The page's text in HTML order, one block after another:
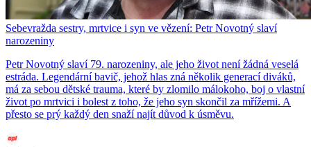
Sebevražda sestry, mrtvice i syn ve vězení: Petr Novotný slaví
narozeniny
Petr Novotný slaví 79. narozeniny, ale jeho život není žádná veselá
estráda. Legendární bavič, jehož hlas zná několik generací diváků,
má za sebou dětské trauma, které by zlomilo málokoho, boj o vlastní
život po mrtvici i bolest z toho, že jeho syn skončil za mřížemi. A
přesto se prý každý den snaží najít důvod k úsměvu.